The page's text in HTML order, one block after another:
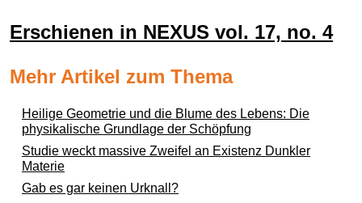
Erschienen in NEXUS vol. 17, no. 4
Mehr Artikel zum Thema
Heilige Geometrie und die Blume des Lebens: Die
physikalische Grundlage der Schöpfung
Studie weckt massive Zweifel an Existenz Dunkler
Materie
Gab es gar keinen Urknall?